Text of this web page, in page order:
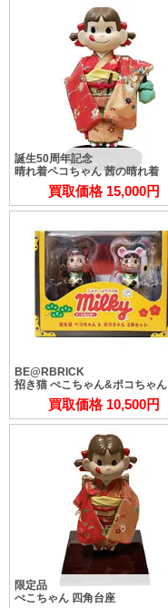
誕生50周年記念
晴れ着ペコちゃん 茜の晴れ着
買取価格 15,000円
BE@RBRICK
招き猫 ぺこちゃん&ポコちゃん
買取価格 10,500円
限定品
ぺこちゃん 四角台座